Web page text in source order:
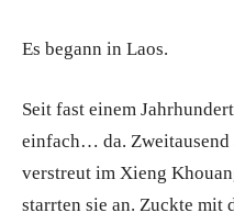
Es begann in Laos.
Seit fast einem
einfach… da. Zweitausend
verstreut im Xieng
starrten sie an. Zuckte mit